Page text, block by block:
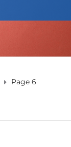
Page 6